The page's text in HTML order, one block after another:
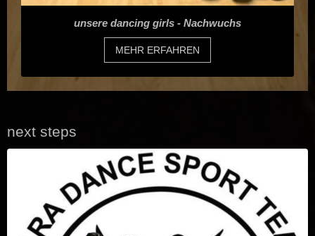
unsere dancing girls - Nachwuchs
MEHR ERFAHREN
next steps